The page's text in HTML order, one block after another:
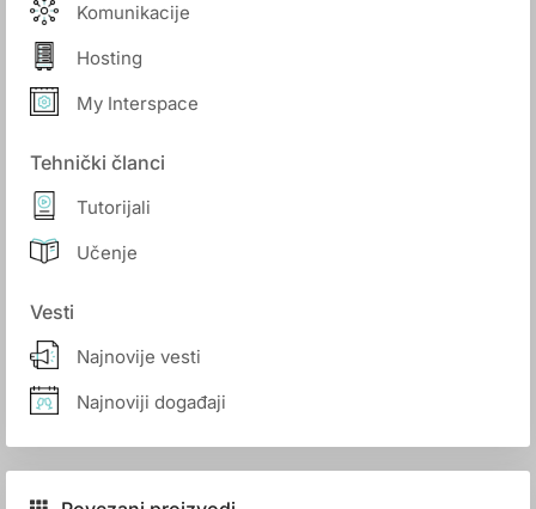
Komunikacije
Hosting
My Interspace
Tehnički članci
Tutorijali
Učenje
Vesti
Najnovije vesti
Najnoviji događaji